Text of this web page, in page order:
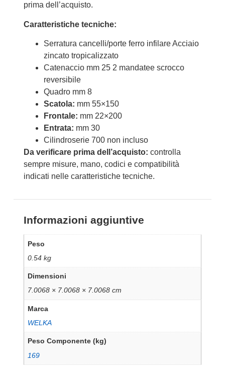
prima dell’acquisto.
Caratteristiche tecniche:
Serratura cancelli/porte ferro infilare Acciaio
zincato tropicalizzato
Catenaccio mm 25 2 mandatee scrocco
reversibile
Quadro mm 8
Scatola: mm 55×150
Frontale: mm 22×200
Entrata: mm 30
Cilindroserie 700 non incluso
Da verificare prima dell’acquisto: controlla
sempre misure, mano, codici e compatibilità
indicati nelle caratteristiche tecniche.
Informazioni aggiuntive
Peso
0.54 kg
Dimensioni
7.0068 × 7.0068 × 7.0068 cm
Marca
WELKA
Peso Componente (kg)
169